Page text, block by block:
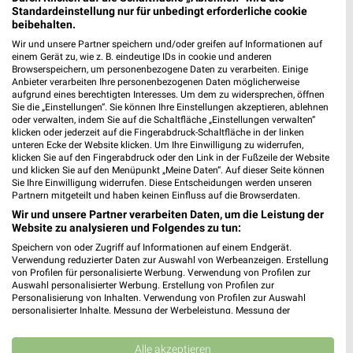
Biernath Zweiräder Filialen & Öffnungszeiten für
Biffar Filialen & Öffnungszeiten für Wuppertal
Bigbett Filialen & Öffnungszeiten für Bad
Neuenahr-Ahrweiler
BigXtra Prospekte, Angebote, Günstige Flüge
BioMarkt Angebote & Prospekte für Köln
Standardeinstellung nur für unbedingt erforderliche cookie
beibehalten.
Wir und unsere Partner speichern und/oder greifen auf Informationen auf
einem Gerät zu, wie z. B. eindeutige IDs in cookie und anderen
Browserspeichern, um personenbezogene Daten zu verarbeiten. Einige
Anbieter verarbeiten Ihre personenbezogenen Daten möglicherweise
aufgrund eines berechtigten Interesses. Um dem zu widersprechen, öffnen
Sie die „Einstellungen“. Sie können Ihre Einstellungen akzeptieren, ablehnen
oder verwalten, indem Sie auf die Schaltfläche „Einstellungen verwalten“
klicken oder jederzeit auf die Fingerabdruck-Schaltfläche in der linken
unteren Ecke der Website klicken. Um Ihre Einwilligung zu widerrufen,
klicken Sie auf den Fingerabdruck oder den Link in der Fußzeile der Website
und klicken Sie auf den Menüpunkt „Meine Daten“. Auf dieser Seite können
Sie Ihre Einwilligung widerrufen. Diese Entscheidungen werden unseren
Partnern mitgeteilt und haben keinen Einfluss auf die Browserdaten.
Wir und unsere Partner verarbeiten Daten, um die Leistung der
Website zu analysieren und Folgendes zu tun:
Speichern von oder Zugriff auf Informationen auf einem Endgerät.
Verwendung reduzierter Daten zur Auswahl von Werbeanzeigen. Erstellung
von Profilen für personalisierte Werbung. Verwendung von Profilen zur
Auswahl personalisierter Werbung. Erstellung von Profilen zur
Personalisierung von Inhalten. Verwendung von Profilen zur Auswahl
personalisierter Inhalte. Messung der Werbeleistung. Messung der
Kombinationen von Daten aus verschiedenen Quellen. Entwicklung und
Verbesserung der Angebote. Verwendung reduzierter Daten zur Auswahl
Alle akzeptieren